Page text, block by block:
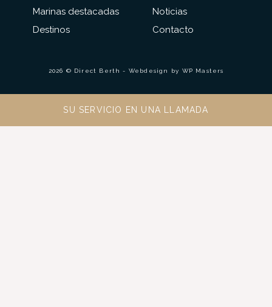
Marinas destacadas
Destinos
Noticias
Contacto
2026 © Direct Berth - Webdesign by WP Masters
SU SERVICIO EN UNA LLAMADA